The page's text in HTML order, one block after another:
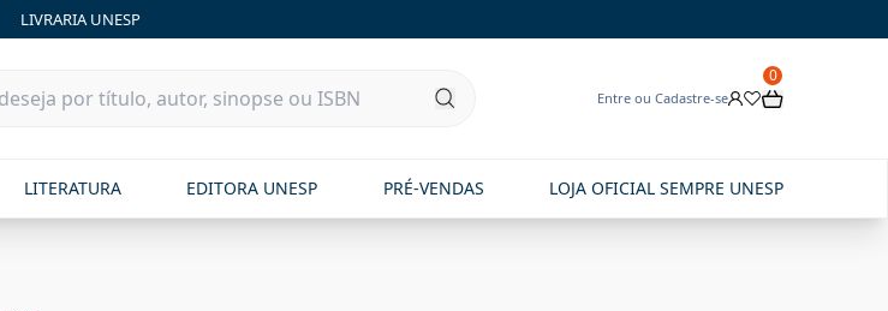
LIVRARIA UNESP
Entre ou Cadastre-se
0
LITERATURA EDITORA UNESP PRÉ-VENDAS LOJA OFICIAL SEMPRE UNESP